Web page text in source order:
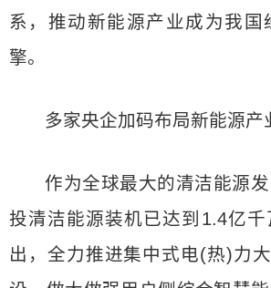
系，推动新能源产业成为我国
擎。
多家央企加码布局新能源产
作为全球最大的清洁能源
投清洁能源装机已达到1.4亿
出，全力推进集中式电(热)力